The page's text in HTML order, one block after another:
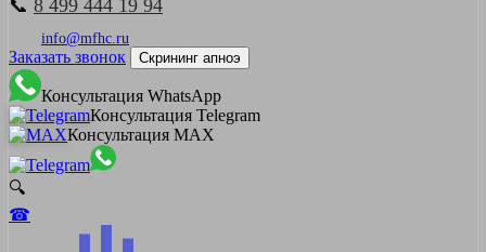
📞 8 499 444 19 94
info@mfhc.ru
Заказать звонок Скрининг апноэ
Консультация WhatsApp
Консультация Telegram
Консультация MAX
🔍
☎